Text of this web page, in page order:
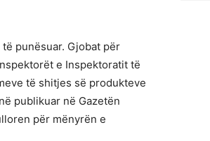
punësuar. Gjobat për
e Inspektoratit të
të shitjes së produkteve
publikuar në Gazetën
për mënyrën e